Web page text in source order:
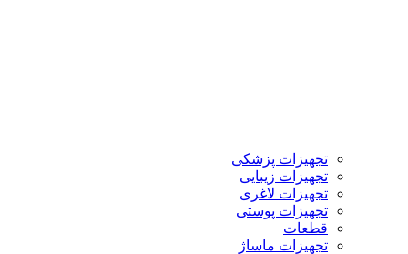
تجهیزات پزشکی
تجهیزات زیبایی
تجهیزات لاغری
تجهیزات پوستی
قطعات
تجهیزات ماساژ